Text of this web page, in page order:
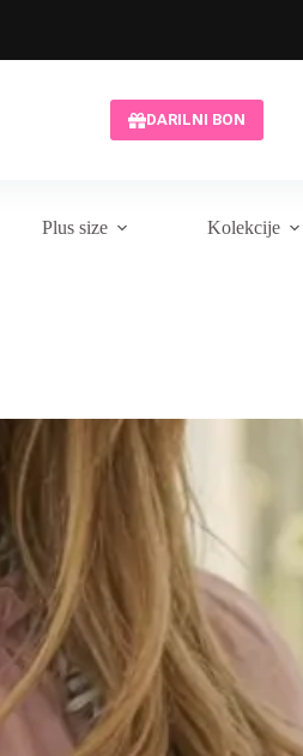
DARILNI BON
Plus size Kolekcije